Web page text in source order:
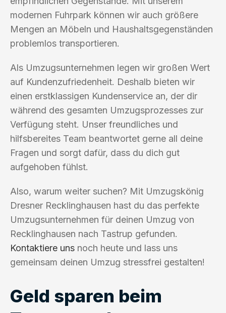
modernen Fuhrpark können wir auch größere
Mengen an Möbeln und Haushaltsgegenständen
problemlos transportieren.
Als Umzugsunternehmen legen wir großen Wert
auf Kundenzufriedenheit. Deshalb bieten wir
einen erstklassigen Kundenservice an, der dir
während des gesamten Umzugsprozesses zur
Verfügung steht. Unser freundliches und
hilfsbereites Team beantwortet gerne all deine
Fragen und sorgt dafür, dass du dich gut
aufgehoben fühlst.
Also, warum weiter suchen? Mit Umzugskönig
Dresner Recklinghausen hast du das perfekte
Umzugsunternehmen für deinen Umzug von
Recklinghausen nach Tastrup gefunden.
Kontaktiere uns noch heute und lass uns
gemeinsam deinen Umzug stressfrei gestalten!
Geld sparen beim